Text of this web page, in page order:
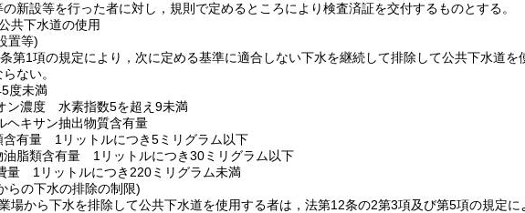
新設等を行った者に対し，規則で定めるところにより検査済証を交付するものとする。
共下水道の使用
置等)
第1項の規定により，次に定める基準に適合しない下水を継続して排除して公共下水道
ない。
度未満
ン濃度 水素指数5を超え9未満
ヘキサン抽出物質含有量
含有量 1リットルにつき5ミリグラム以下
油脂類含有量 1リットルにつき30ミリグラム以下
量 1リットルにつき220ミリグラム未満
らの下水の排除の制限)
場から下水を排除して公共下水道を使用する者は，法第12条の2第3項及び第5項の規定